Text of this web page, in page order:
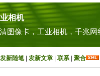
相机
图像卡，工业相机，千兆
发新随笔| 发新文章 联系| 聚合